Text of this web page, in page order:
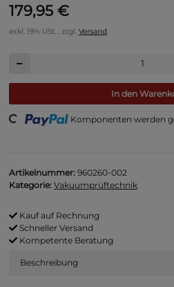
179,95 €
exkl. 19% USt. , zzgl. Versand
In den
Komponenten werden
Artikelnummer: 960260-002
Kategorie: Vakuumprüftechnik
Kauf auf Rechnung
Schneller Versand
Kompetente Beratung
Beschreibung